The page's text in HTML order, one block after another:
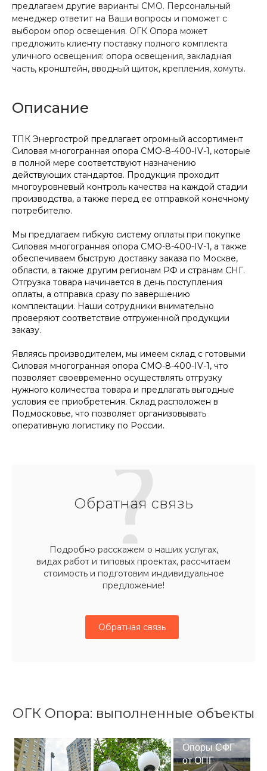
предлагаем другие варианты СМО. Персональный
менеджер ответит на Ваши вопросы и поможет с
выбором опор освещения. ОГК Опора может
предложить клиенту поставку полного комплекта
уличного освещения: опора освещения, закладная
часть, кронштейн, вводный щиток, крепления, хомуты.
Описание
ТПК Энергострой предлагает огромный ассортимент
Силовая многогранная опора СМО-8-400-IV-1, которые
в полной мере соответствуют назначению
действующих стандартов. Продукция проходит
многоуровневый контроль качества на каждой стадии
производства, а также перед ее отправкой конечному
потребителю.
Мы предлагаем гибкую систему оплаты при покупке
Силовая многогранная опора СМО-8-400-IV-1, а также
обеспечиваем быструю доставку заказа по Москве,
области, а также другим регионам РФ и странам СНГ.
Отгрузка товара начинается в день поступления
оплаты, а отправка сразу по завершению
комплектации. Наши сотрудники внимательно
проверяют соответствие отгруженной продукции
заказу.
Являясь производителем, мы имеем склад с готовыми
Силовая многогранная опора СМО-8-400-IV-1, что
позволяет своевременно осуществлять отгрузку
нужного количества товара и предлагать выгодные
условия ее приобретения. Склад расположен в
Подмосковье, что позволяет организовывать
оперативную логистику по России.
Обратная связь
Подробно расскажем о наших услугах,
видах работ и типовых проектах, рассчитаем
стоимость и подготовим индивидуальное
предложение!
Обратная связь
ОГК Опора: выполненные объекты
Опоры СФГ
от ОПГ